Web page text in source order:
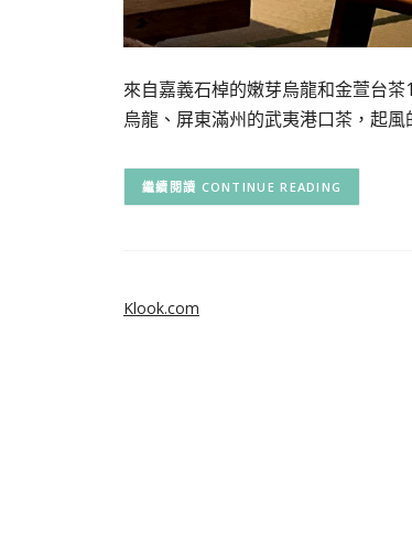
來自嘉義石棹的嫩芽烏龍和金萱台
烏龍、屏東滿州的武夷港口茶，起
CONTINUE READING
Klook.com